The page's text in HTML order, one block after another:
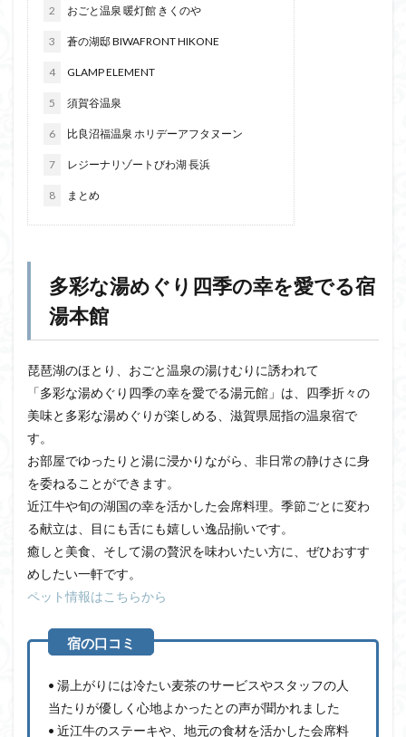
2 おごと温泉 暖灯館 きくのや
3 蒼の湖邸 BIWAFRONT HIKONE
4 GLAMP ELEMENT
5 須賀谷温泉
6 比良沼福温泉 ホリデーアフタヌーン
7 レジーナリゾートびわ湖 長浜
8 まとめ
多彩な湯めぐり四季の幸を愛でる宿
湯本館
琵琶湖のほとり、おごと温泉の湯けむりに誘われて
「多彩な湯めぐり四季の幸を愛でる湯元館」は、四季折々の
美味と多彩な湯めぐりが楽しめる、滋賀県屈指の温泉宿で
す。
お部屋でゆったりと湯に浸かりながら、非日常の静けさに身
を委ねることができます。
近江牛や旬の湖国の幸を活かした会席料理。季節ごとに変わ
る献立は、目にも舌にも嬉しい逸品揃いです。
癒しと美食、そして湯の贅沢を味わいたい方に、ぜひおすす
めしたい一軒です。
ペット情報はこちらから
• 湯上がりには冷たい麦茶のサービスやスタッフの人
当たりが優しく心地よかったとの声が聞かれました
• 近江牛のステーキや、地元の食材を活かした会席料